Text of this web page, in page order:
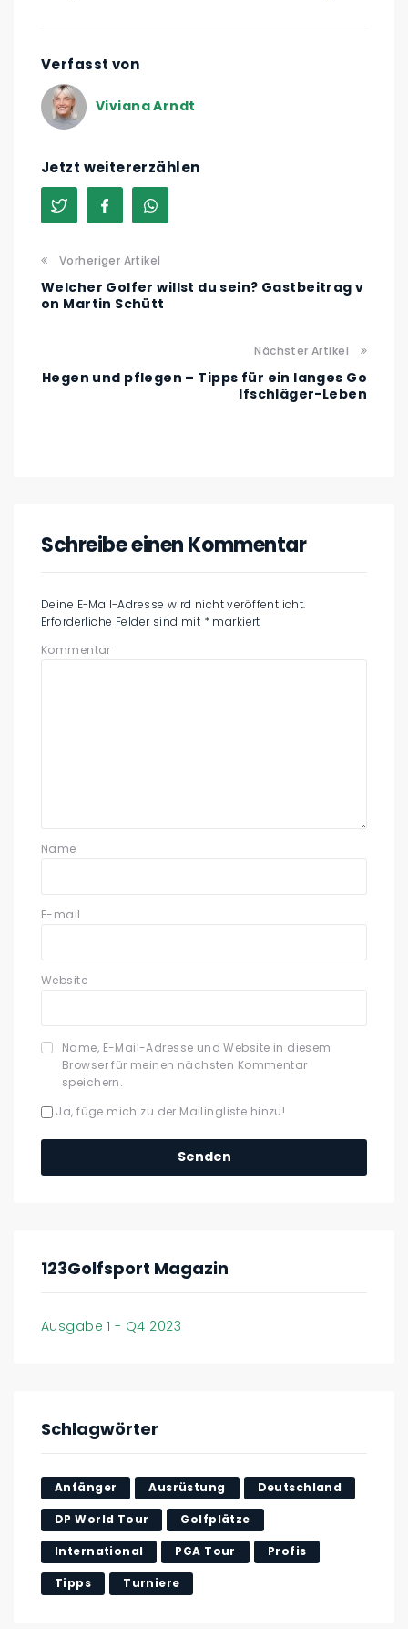
Verfasst von
Viviana Arndt
Jetzt weitererzählen
Vorheriger Artikel
Welcher Golfer willst du sein? Gastbeitrag v
on Martin Schütt
Nächster Artikel
Hegen und pflegen – Tipps für ein langes Go
lfschläger-Leben
Schreibe einen Kommentar
Deine E-Mail-Adresse wird nicht veröffentlicht.
Erforderliche Felder sind mit * markiert
Kommentar
Name
E-mail
Website
Name, E-Mail-Adresse und Website in diesem
Browser für meinen nächsten Kommentar
speichern.
Ja, füge mich zu der Mailingliste hinzu!
123Golfsport Magazin
Ausgabe 1 - Q4 2023
Schlagwörter
Anfänger Ausrüstung Deutschland
DP World Tour Golfplätze
International PGA Tour Profis
Tipps Turniere